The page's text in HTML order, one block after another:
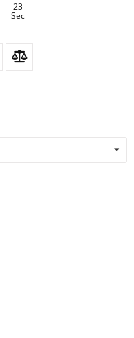
23
Sec